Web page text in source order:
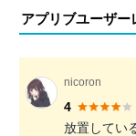
アプリブユーザー
nicoron
4
放置してい